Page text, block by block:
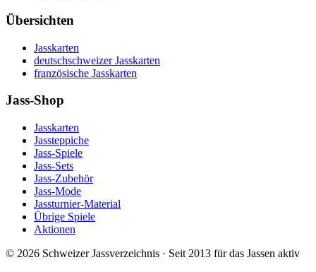
Übersichten
Jasskarten
deutschschweizer Jasskarten
französische Jasskarten
Jass-Shop
Jasskarten
Jassteppiche
Jass-Spiele
Jass-Sets
Jass-Zubehör
Jass-Mode
Jassturnier-Material
Übrige Spiele
Aktionen
© 2026 Schweizer Jassverzeichnis · Seit 2013 für das Jassen aktiv